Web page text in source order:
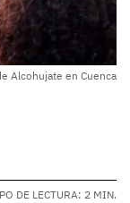
Alcohujate en Cuenca
DE LECTURA: 2 MIN.